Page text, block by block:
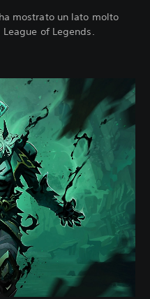
mostrato un lato molto
of Legends.